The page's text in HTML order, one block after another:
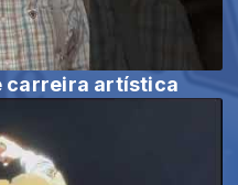
carreira artística